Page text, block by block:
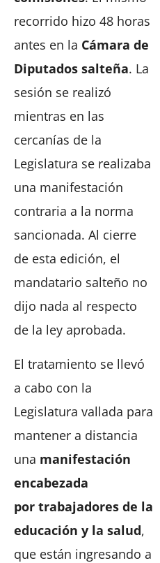
recorrido hizo 48 horas
antes en la Cámara de
Diputados salteña. La
sesión se realizó
mientras en las
cercanías de la
Legislatura se realizaba
una manifestación
contraria a la norma
sancionada. Al cierre
de esta edición, el
mandatario salteño no
dijo nada al respecto
de la ley aprobada.
El tratamiento se llevó
a cabo con la
Legislatura vallada para
mantener a distancia
una manifestación
encabezada
por trabajadores de la
educación y la salud,
que están ingresando a